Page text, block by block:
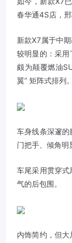
春华通4S店，
新款X7属于中
较明显的：采
颇为颠覆燃油
翼” 矩阵式排列。
车身线条深邃
门把手、倾角明
车尾采用贯穿
气的后包围。
内饰简约，但